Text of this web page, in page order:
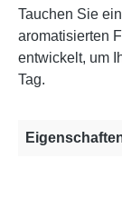
Tauchen Sie
aromatisierten
entwickelt, um
Tag.